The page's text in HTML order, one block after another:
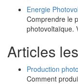
Energie
Comprendre le
photovoltaïque.
Articles
Production
Comment